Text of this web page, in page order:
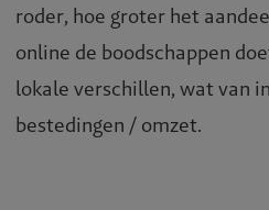
roder, hoe groter het
online de boodschappen
lokale verschillen, wat van
bestedingen / omzet.